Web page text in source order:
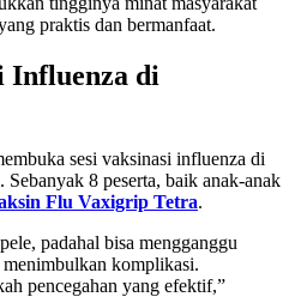
praktis dan bermanfaat.
Influenza di
sesi vaksinasi influenza di
8 peserta, baik anak-anak
Flu Vaxigrip Tetra.
padahal bisa mengganggu
komplikasi.
pencegahan yang efektif,”